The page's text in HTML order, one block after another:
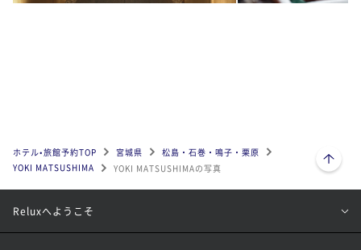
ホテル•旅館予約TOP 宮城県
松島・石巻・鳴子・栗原
YOKI MATSUSHIMA
YOKI MATSUSHIMAの写真
ページトップへ
Reluxへようこそ